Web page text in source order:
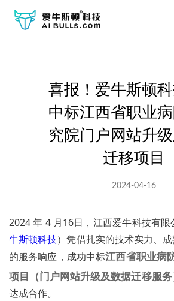
喜报！爱牛斯顿
中标江西省职业
究院门户网站升
迁移项目
2024-04-16
2024 年 4 月16日，江西爱牛科技有限
牛斯顿科技）凭借扎实的技术实力、
的服务响应，成功中标江西省职业病
项目（门户网站升级及数据迁移服务
达成合作。